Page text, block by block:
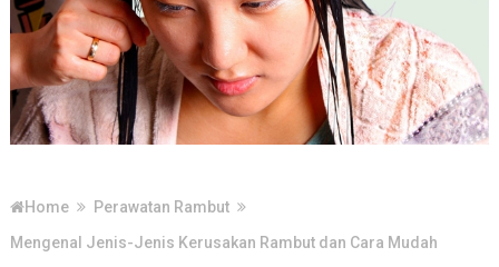
Home
Perawatan Rambut
Mengenal Jenis-Jenis Kerusakan Rambut dan Cara Mudah